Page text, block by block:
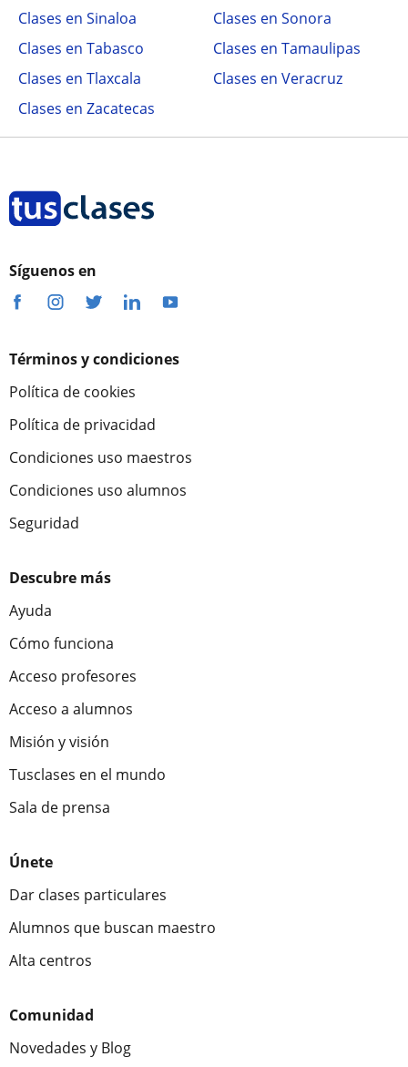
Clases en Sinaloa
Clases en Sonora
Clases en Tabasco
Clases en Tamaulipas
Clases en Tlaxcala
Clases en Veracruz
Clases en Zacatecas
Síguenos en
Términos y condiciones
Política de cookies
Política de privacidad
Condiciones uso maestros
Condiciones uso alumnos
Seguridad
Descubre más
Ayuda
Cómo funciona
Acceso profesores
Acceso a alumnos
Misión y visión
Tusclases en el mundo
Sala de prensa
Únete
Dar clases particulares
Alumnos que buscan maestro
Alta centros
Comunidad
Novedades y Blog